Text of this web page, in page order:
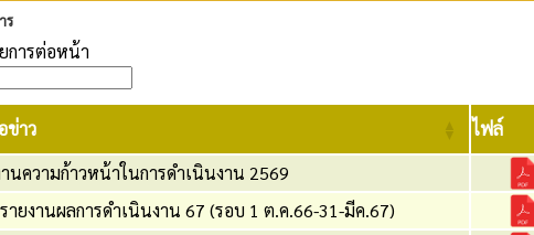
ร
การต่อหน้า
ข่าว ไฟล์
นความก้าวหน้าในการดำเนินงาน 2569
ายงานผลการดำเนินงาน 67 (รอบ 1 ต.ค.66-31-มีค.67)